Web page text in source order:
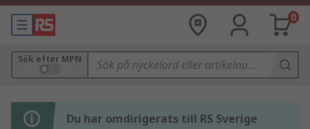
0
Sök efter MPN
Du har omdirigerats till RS Sverige